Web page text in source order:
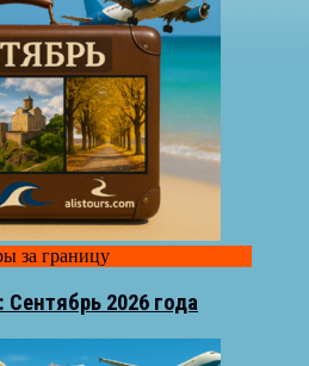
за границу
2026 года